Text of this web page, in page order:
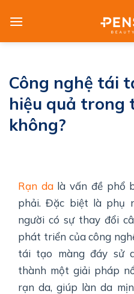
Công nghệ tái
hiệu quả trong
không?
Rạn dalà vấn đề phổ
phải. Đặc biệt là phụ
người có sự thay đổi
phát triển của công
tái tạo màng đáy sử
thành một giải pháp
rạn da, giúp làn da